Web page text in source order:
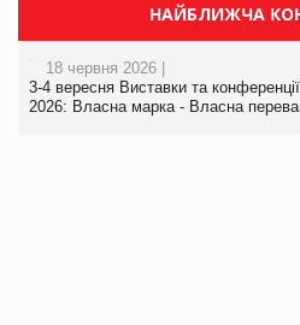
НАЙБЛИЖЧА
18 червня 2026 |
3-4 вересня Виставки та
2026: Власна марка - Власна